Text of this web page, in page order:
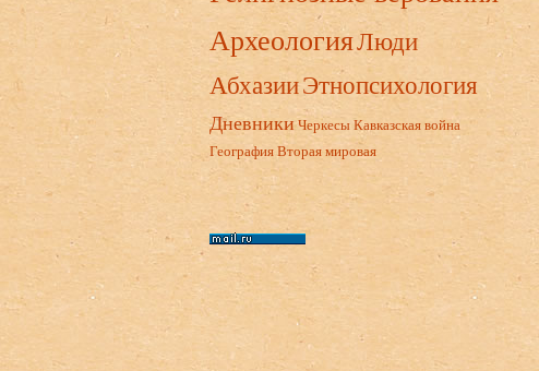
АрхеологияЛюди
АбхазииЭтнопсихология
Дневники ЧеркесыКавказская война
ГеографияВторая мировая